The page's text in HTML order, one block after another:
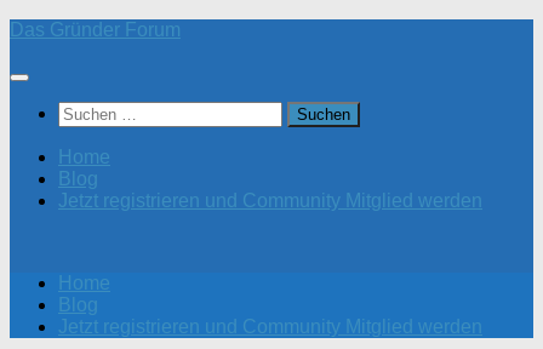
Zum
springen
Das Gründer Forum
Suchen
nach:
Home
Blog
Jetzt registrieren und Community Mitglied werden
Home
Blog
Jetzt registrieren und Community Mitglied werden